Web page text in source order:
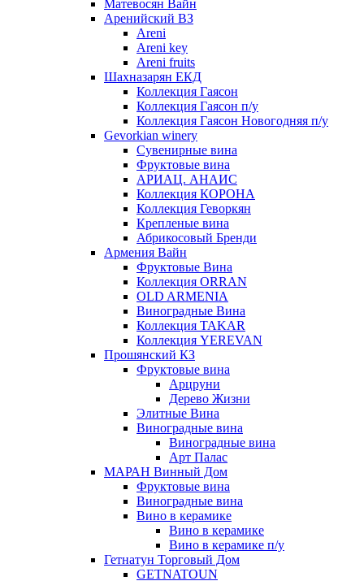
Матевосян Вайн
Аренийский ВЗ
Areni
Areni key
Areni fruits
Шахназарян ЕКД
Коллекция Гаясон
Коллекция Гаясон п/у
Коллекция Гаясон Новогодняя п/у
Gevorkian winery
Сувенирные вина
Фруктовые вина
АРИАЦ. АНАИС
Коллекция КОРОНА
Коллекция Геворкян
Крепленые вина
Абрикосовый Бренди
Армения Вайн
Фруктовые Вина
Коллекция ORRAN
OLD ARMENIA
Виноградные Вина
Коллекция TAKAR
Коллекция YEREVAN
Прошянский КЗ
Фруктовые вина
Арцруни
Дерево Жизни
Элитные Вина
Виноградные вина
Виноградные вина
Арт Палас
МАРАН Винный Дом
Фруктовые вина
Виноградные вина
Вино в керамике
Вино в керамике
Вино в керамике п/у
Гетнатун Торговый Дом
GETNATOUN